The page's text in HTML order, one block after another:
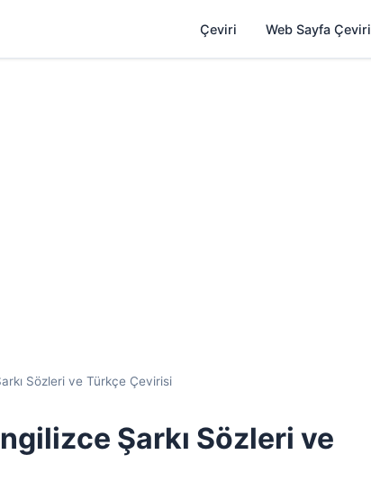
Çeviri Web Sayfa Çeviri
Sözleri ve Türkçe Çevirisi
Şarkı Sözleri ve